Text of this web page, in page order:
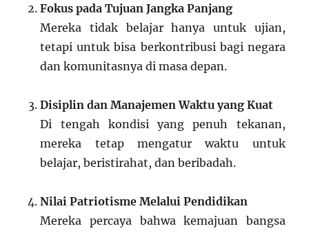
Fokus pada Tujuan Jangka Panjang
Mereka tidak belajar hanya untuk ujian,
tetapi untuk bisa berkontribusi bagi negara
dan komunitasnya di masa depan.
Disiplin dan Manajemen Waktu yang Kuat
Di tengah kondisi yang penuh tekanan,
mereka tetap mengatur waktu untuk
belajar, beristirahat, dan beribadah.
Nilai Patriotisme Melalui Pendidikan
Mereka percaya bahwa kemajuan bangsa